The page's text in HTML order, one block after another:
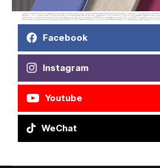
Facebook
Instagram
Youtube
WeChat